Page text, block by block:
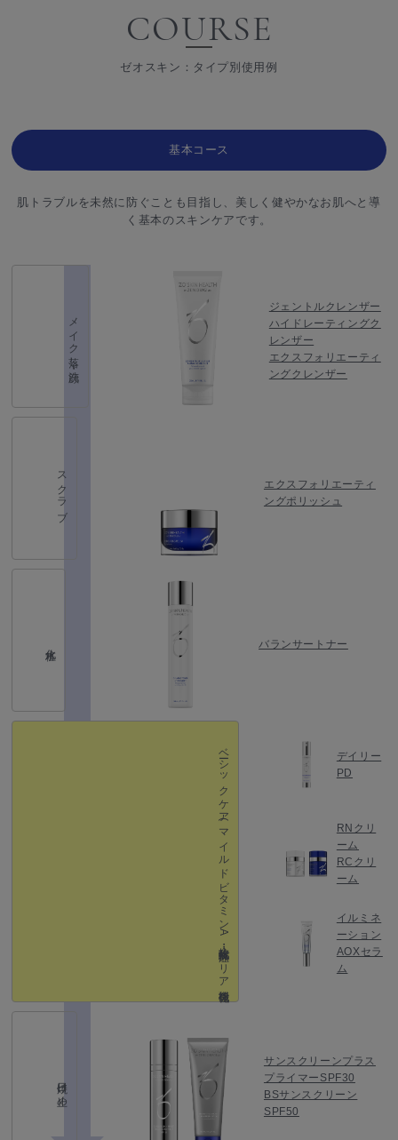
COURSE
ゼオスキン：タイプ別使用例
基本コース
肌トラブルを未然に防ぐことも目指し、美しく健やかなお肌へと導
く基本のスキンケアです。
メイク落し・洗顔
ジェントルクレンザー
ハイドレーティングク
レンザー
エクスフォリエーティ
ングクレンザー
スクラブ
エクスフォリエーティ
ングポリッシュ
バランサートナー
ベーシックケア
(マイルドビタミン A ・抗酸化・抗炎症・バリア機能強化）
デイリー
PD
RNクリ
ーム
RCクリ
ーム
イルミネ
ーション
AOXセラ
ム
日焼け止め
サンスクリーンプラス
プライマーSPF30
BSサンスクリーン
SPF50